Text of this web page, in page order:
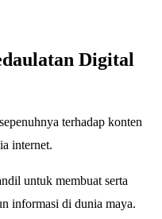
Digital
terhadap konten
internet.
untuk membuat serta
informasi di dunia maya.